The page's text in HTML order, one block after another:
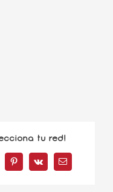
tu red!
Pinterest
Vk
Correo
electrónico